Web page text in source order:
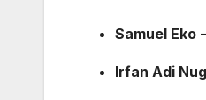
Samuel Eko
Irfan Adi